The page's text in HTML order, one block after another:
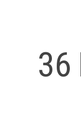
search or ESC to close
36